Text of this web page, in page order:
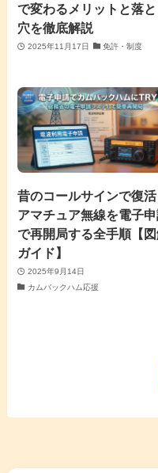
で変わるメリットと落と
穴を徹底解説
2025年11月17日 免許・制度
昔のコールサインで復活
アマチュア無線を電子
で再開局する全手順【
ガイド】
2025年9月14日
カムバックハム応援